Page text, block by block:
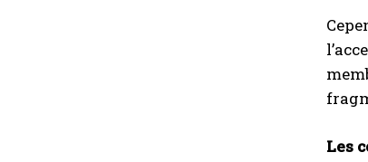
Les